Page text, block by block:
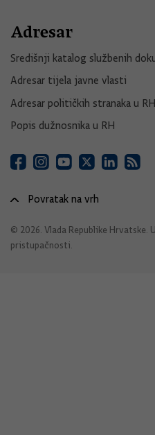
Adresar
Središnji katalog službenih
Adresar tijela javne vlasti
Adresar političkih stranaka u RH
Popis dužnosnika u RH
Povratak na vrh
© 2026. Vlada Republike Hrvatske.
pristupačnosti